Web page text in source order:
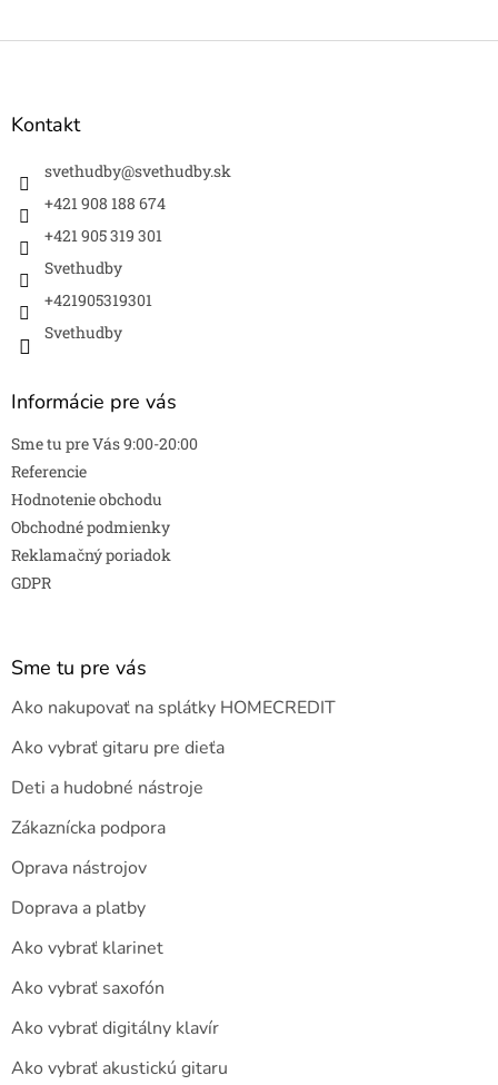
Z
Kontakt
svethudby@svethudby.sk
+421 908 188 674
+421 905 319 301
Svethudby
+421905319301
Svethudby
Informácie pre vás
Sme tu pre Vás 9:00-20:00
Referencie
Hodnotenie obchodu
Obchodné podmienky
Reklamačný poriadok
GDPR
Sme tu pre vás
Ako nakupovať na splátky HOMECREDIT
Ako vybrať gitaru pre dieťa
Deti a hudobné nástroje
Zákaznícka podpora
Oprava nástrojov
Doprava a platby
Ako vybrať klarinet
Ako vybrať saxofón
Ako vybrať digitálny klavír
Ako vybrať akustickú gitaru